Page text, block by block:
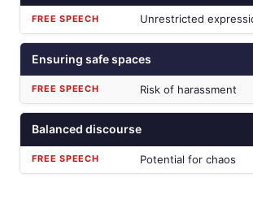
Unrestricted
Ensuring safe spaces
Risk of harassment
Balanced discourse
Potential for chaos